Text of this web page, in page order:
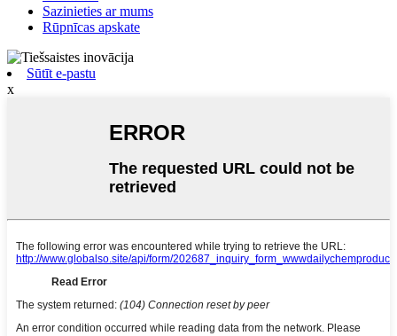
Sazinieties ar mums
Rūpnīcas apskate
Sūtīt e-pastu
x